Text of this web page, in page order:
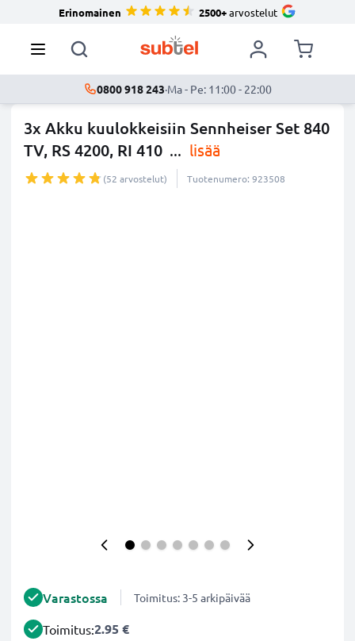
Erinomainen 2500+arvostelut
0800 918 243·Ma - Pe: 11:00 - 22:00
3x Akku kuulokkeisiin Sennheiser Set 840
TV, RS 4200, RI 410 ... lisää
(52 arvostelut) Tuotenumero: 923508
Varastossa Toimitus: 3-5 arkipäivää
Toimitus:2.95 €